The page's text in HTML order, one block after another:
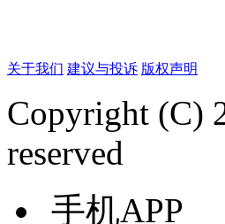
关于我们 建议与投诉 版权声明
Copyright (C)
reserved
手机APP